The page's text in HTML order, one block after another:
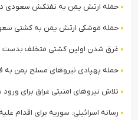
حمله ارتش یمن به نفتکش سعودی
حمله موشکی ارتش یمن به کشتی
غرق شدن اولین کشتی متخلف بدست
حمله پهپادی نیروهای مسلح یمن به
تلاش نیروهای امنیتی عراق برای
رسانه اسرائیلی: سوریه برای اقدام